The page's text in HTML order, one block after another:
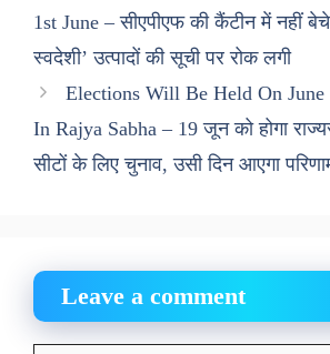
1st June – सीएपीएफ की कैंटीन में नहीं
स्वदेशी’ उत्पादों की सूची पर रोक लगी
Elections Will Be Held On June
In Rajya Sabha – 19 जून को होगा
सीटों के लिए चुनाव, उसी दिन आएगा
Leave a comment